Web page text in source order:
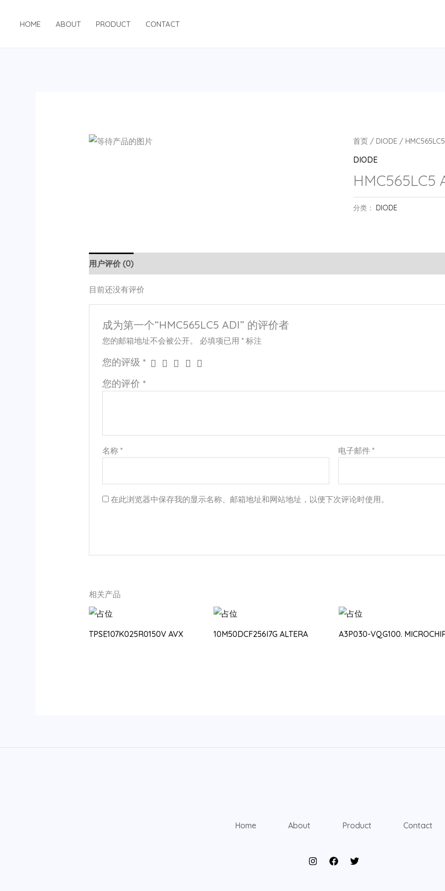
HOME ABOUT PRODUCT CONTACT
首页 /DIODE /
DIODE
HMC565LC5
分类： DIODE
用户评价 (0)
目前还没有评价
成为第一个“HMC565LC5 ADI” 的评价者
您的邮箱地址不会被公开。 必填项已用* 标注
您的评级 *
您的评价 *
名称* 电子邮件*
在此浏览器中保存我的显示名称、邮箱地址和网站地址，以便下次评论时使用。
相关产品
TPSE107K025R0150V AVX 10M50DCF256I7G ALTERA A3P030-VQG100.
Home About Product Contact